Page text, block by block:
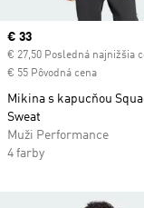
Current price
€ 33
€ 27,50 Posledná najnižšia
€ 55 Pôvodná cena
Mikina s kapucňou
Sweat
Muži Performance
4 farby